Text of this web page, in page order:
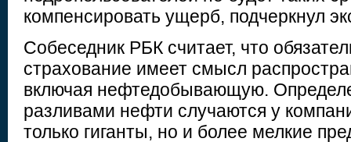
компенсировать ущерб, подчеркнул
Собеседник РБК считает, что
страхование имеет смысл
включая нефтедобывающую.
разливами нефти случаются у
только гиганты, но и более мелкие